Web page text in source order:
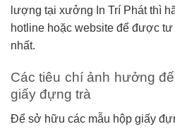
lượng tại xưởng In Trí Phát thì
hotline hoặc website để được
nhất.
Các tiêu chí ảnh hưởng
giấy đựng trà
Để sở hữu các mẫu hộp giấy